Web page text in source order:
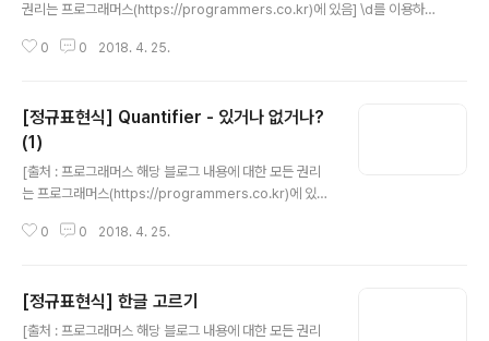
권리는 프로그래머스(https://programmers.co.kr)에 있음] \d를 이용하면
이 연결된 숫자를 찾고 싶을때는 어떻게 해야 할까요?+를 이용하면 되는데요.
보세요. 1. regex = r'\d' 사용 예결과 ['0', '2', '1', '2', '3', '4', '5', '6', '7', '0',
'7', '0', '9', '9', '9', '9', '9', '9', '9', ..
0 0 2018. 4. 25.
[정규표현식] Quantifier - 있거나 없거나?
(1)
[출처 : 프로그래머스 해당 블로그 내용에 대한 모든 권리
는 프로그래머스(https://programmers.co.kr)에 있
는 중간에 -이 있거나 없을 수 있는데요. 다음의 경우 모두
되고 그 사이에 -이 있거나 없을 수 있는데요. -이 있거나
없는건 -?와 같이 표현할 수 있습니다. 그리고 숫자 그룹은
0 0 2018. 4. 25.
[정규표현식] 한글 고르기
[출처 : 프로그래머스 해당 블로그 내용에 대한 모든 권리